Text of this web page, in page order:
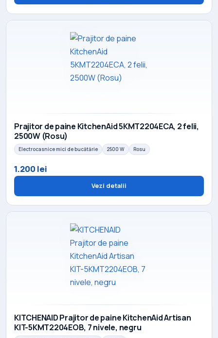
Prajitor de paine KitchenAid 5KMT2204ECA, 2 felii,
2500W (Rosu)
Electrocasnice mici de bucătărie 2500 W Rosu
1.200 lei
Vezi detalii
KITCHENAID Prajitor de paine KitchenAid Artisan
KIT-5KMT2204EOB, 7 nivele, negru